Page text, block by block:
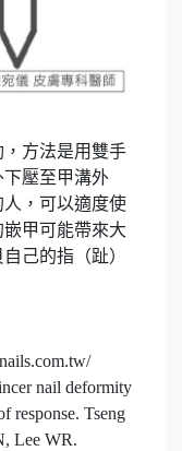
方法是用雙手
壓至甲溝外
，可以適度使
甲可能帶來大
己的指（趾）
nail deformity
response. Tseng
Lee WR.